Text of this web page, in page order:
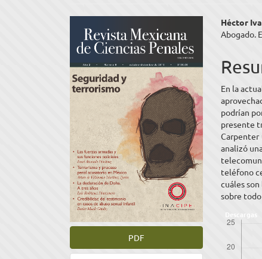
Barra
lateral
del
artículo
PDF
del
Héctor
Abogado.
En la
podrían
presente
Carpenter
analizó
teléfono
cuáles
sobre
Descargas